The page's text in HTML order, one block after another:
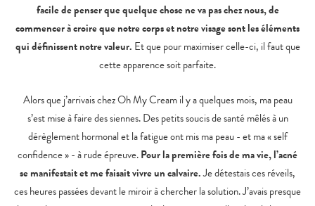
facile de penser que quelque chose ne va pas chez nous, de
commencer à croire que notre corps et notre visage sont les éléments
qui définissent notre valeur. Et que pour maximiser celle-ci, il faut que
cette apparence soit parfaite.
Alors que j’arrivais chez Oh My Cream il y a quelques mois, ma peau
s’est mise à faire des siennes. Des petits soucis de santé mêlés à un
dérèglement hormonal et la fatigue ont mis ma peau - et ma « self
confidence » - à rude épreuve.Pour la première fois de ma vie, l’acné
se manifestait et me faisait vivre un calvaire.Je détestais ces réveils,
ces heures passées devant le miroir à chercher la solution. J’avais presque